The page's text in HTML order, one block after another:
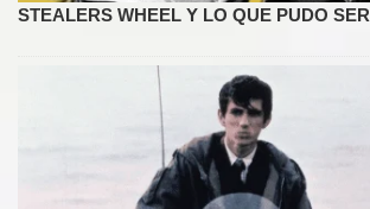
STEALERS WHEEL Y LO QUE PUDO SER